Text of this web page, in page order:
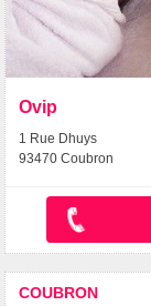
Ovip
1 Rue Dhuys
93470 Coubron
COUBRON